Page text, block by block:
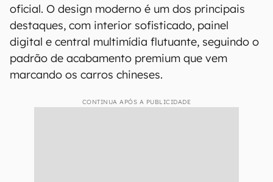
oficial. O design moderno é um dos principais
destaques, com interior sofisticado, painel
digital e central multimídia flutuante, seguindo o
padrão de acabamento premium que vem
marcando os carros chineses.
CONTINUA APÓS A PUBLICIDADE